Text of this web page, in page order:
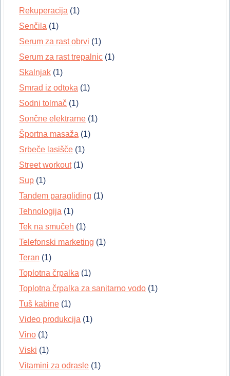
Rekuperacija (1)
Senčila (1)
Serum za rast obrvi (1)
Serum za rast trepalnic (1)
Skalnjak (1)
Smrad iz odtoka (1)
Sodni tolmač (1)
Sončne elektrarne (1)
Športna masaža (1)
Srbeče lasišče (1)
Street workout(1)
Sup (1)
Tandem paragliding (1)
Tehnologija (1)
Tek na smučeh (1)
Telefonski marketing (1)
Teran (1)
Toplotna črpalka (1)
Toplotna črpalka za sanitarno vodo (1)
Tuš kabine (1)
Video produkcija (1)
Vino (1)
Viski (1)
Vitamini za odrasle (1)